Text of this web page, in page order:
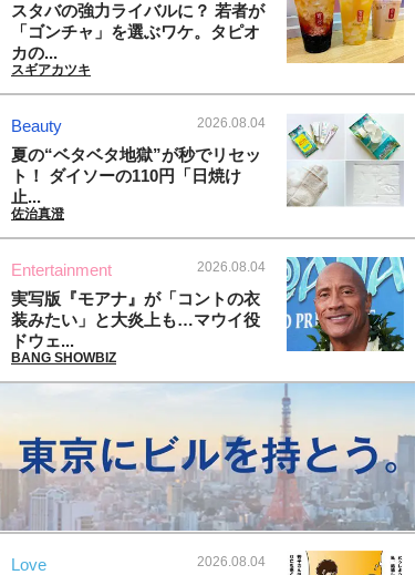
スタバの強力ライバルに？ 若者が
「ゴンチャ」を選ぶワケ。タピオ
カの...
スギアカツキ
Beauty 2026.08.04
夏の“ベタベタ地獄”が秒でリセッ
ト！ ダイソーの110円「日焼け
止...
佐治真澄
Entertainment 2026.08.04
実写版『モアナ』が「コントの衣
装みたい」と大炎上も…マウイ役
ドウェ...
BANG SHOWBIZ
Love 2026.08.04